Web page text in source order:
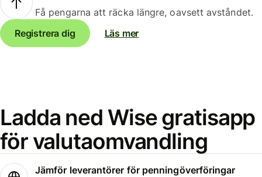
Få pengarna att räcka längre, oavsett avståndet.
Registrera dig
Läs mer
Ladda ned Wise gratisapp
för valutaomvandling
Jämför leverantörer för penningöverföringar